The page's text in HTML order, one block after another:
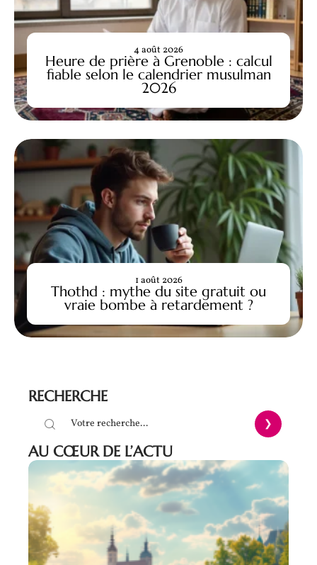
Heure de prière à Grenoble : calcul
fiable selon le calendrier musulman
2026
4 août 2026
Thothd : mythe du site gratuit ou
vraie bombe à retardement ?
1 août 2026
RECHERCHE
AU CŒUR DE L’ACTU